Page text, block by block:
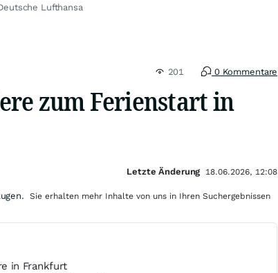
Lufthansa
201 0 Kommentare
zum Ferienstart in
in Frankfurt
Letzte Änderung 18.06.2026, 12:08
Sie erhalten mehr Inhalte von uns in Ihren Suchergebnissen